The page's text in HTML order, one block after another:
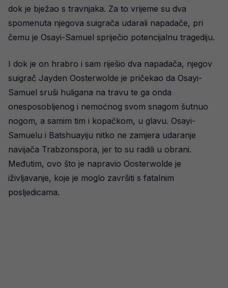
dok je bježao s travnjaka. Za to vrijeme su dva
spomenuta njegova suigrača udarali napadače, pri
čemu je Osayi-Samuel spriječio potencijalnu tragediju.
I dok je on hrabro i sam riješio dva napadača, njegov
suigrač Jayden Oosterwolde je pričekao da Osayi-
Samuel sruši huligana na travu te ga onda
onesposobljenog i nemoćnog svom snagom šutnuo
nogom, a samim tim i kopačkom, u glavu. Osayi-
Samuelu i Batshuayiju nitko ne zamjera udaranje
navijača Trabzonspora, jer to su radili u obrani.
Međutim, ovo što je napravio Oosterwolde je
iživljavanje, koje je moglo završiti s fatalnim
posljedicama.